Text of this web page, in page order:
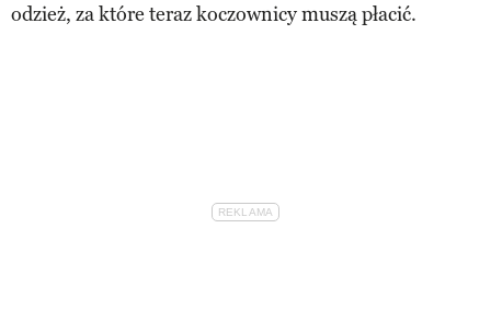
odzież, za które teraz koczownicy muszą płacić.